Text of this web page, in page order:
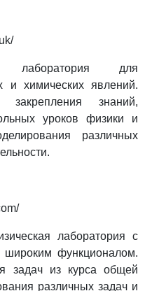
лаборатория для
и химических явлений.
знаний,
уроков физики и
различных
лаборатория с
функционалом.
задач из курса общей
различных задач и